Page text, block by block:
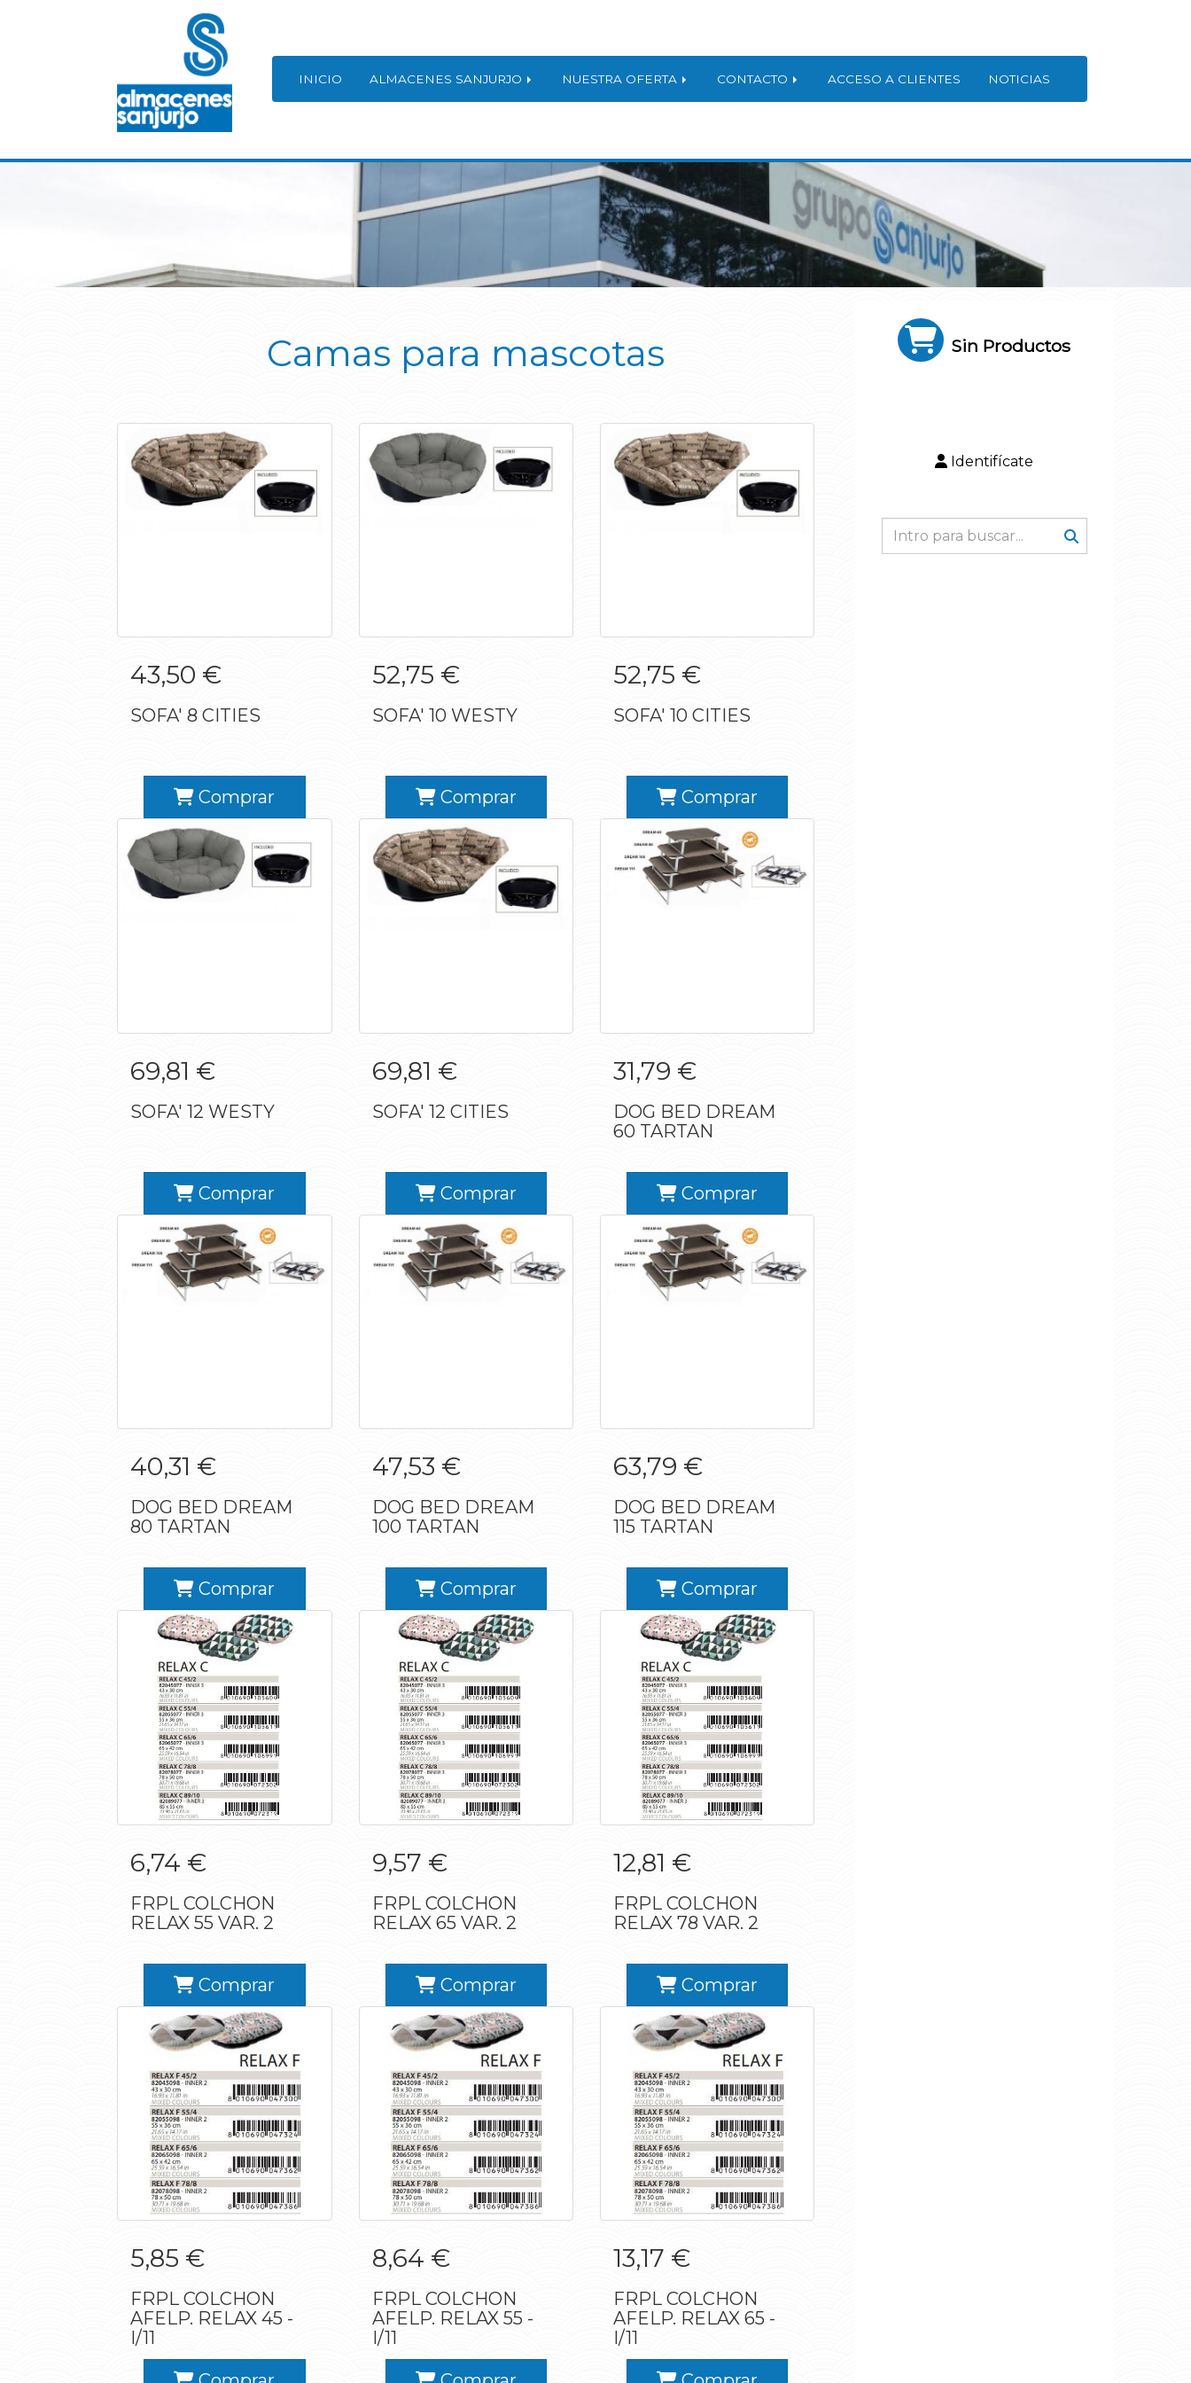
INICIO ALMACENES SANJURJO NUESTRA OFERTA CONTACTO ACCESO A CLIENTES NOTICIAS
Camas para mascotas
SOFA' 8 CITIES
43,50 €
SOFA' 8 CITIES
Comprar
SOFA' 10 WESTY
52,75 €
SOFA' 10 WESTY
Comprar
SOFA' 10 CITIES
52,75 €
SOFA' 10 CITIES
Comprar
SOFA' 12 WESTY
69,81 €
SOFA' 12 WESTY
Comprar
SOFA' 12 CITIES
69,81 €
SOFA' 12 CITIES
Comprar
DOG BED DREAM
60 TARTAN
31,79 €
DOG BED DREAM
60 TARTAN
Comprar
DOG BED DREAM
80 TARTAN
40,31 €
DOG BED DREAM
80 TARTAN
Comprar
DOG BED DREAM
100 TARTAN
47,53 €
DOG BED DREAM
100 TARTAN
Comprar
DOG BED DREAM
115 TARTAN
63,79 €
DOG BED DREAM
115 TARTAN
Comprar
FRPL COLCHON
RELAX 55 VAR. 2
6,74 €
FRPL COLCHON
RELAX 55 VAR. 2
Comprar
FRPL COLCHON
RELAX 65 VAR. 2
9,57 €
FRPL COLCHON
RELAX 65 VAR. 2
Comprar
FRPL COLCHON
RELAX 78 VAR. 2
12,81 €
FRPL COLCHON
RELAX 78 VAR. 2
Comprar
FRPL COLCHON
AFELP. RELAX 45 -
I/11
5,85 €
FRPL COLCHON
AFELP. RELAX 45 -
I/11
FRPL COLCHON
AFELP. RELAX 55 -
I/11
8,64 €
FRPL COLCHON
AFELP. RELAX 55 -
I/11
FRPL COLCHON
AFELP. RELAX 65 -
I/11
13,17 €
FRPL COLCHON
AFELP. RELAX 65 -
I/11
Sin Productos
Identifícate